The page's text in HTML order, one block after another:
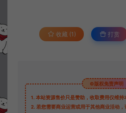
收藏 (1) 打赏
©版权免责声明
1. 本站资源售价只是赞助，收取费用仅维持
2. 若您需要商业运营或用于其他商业活动